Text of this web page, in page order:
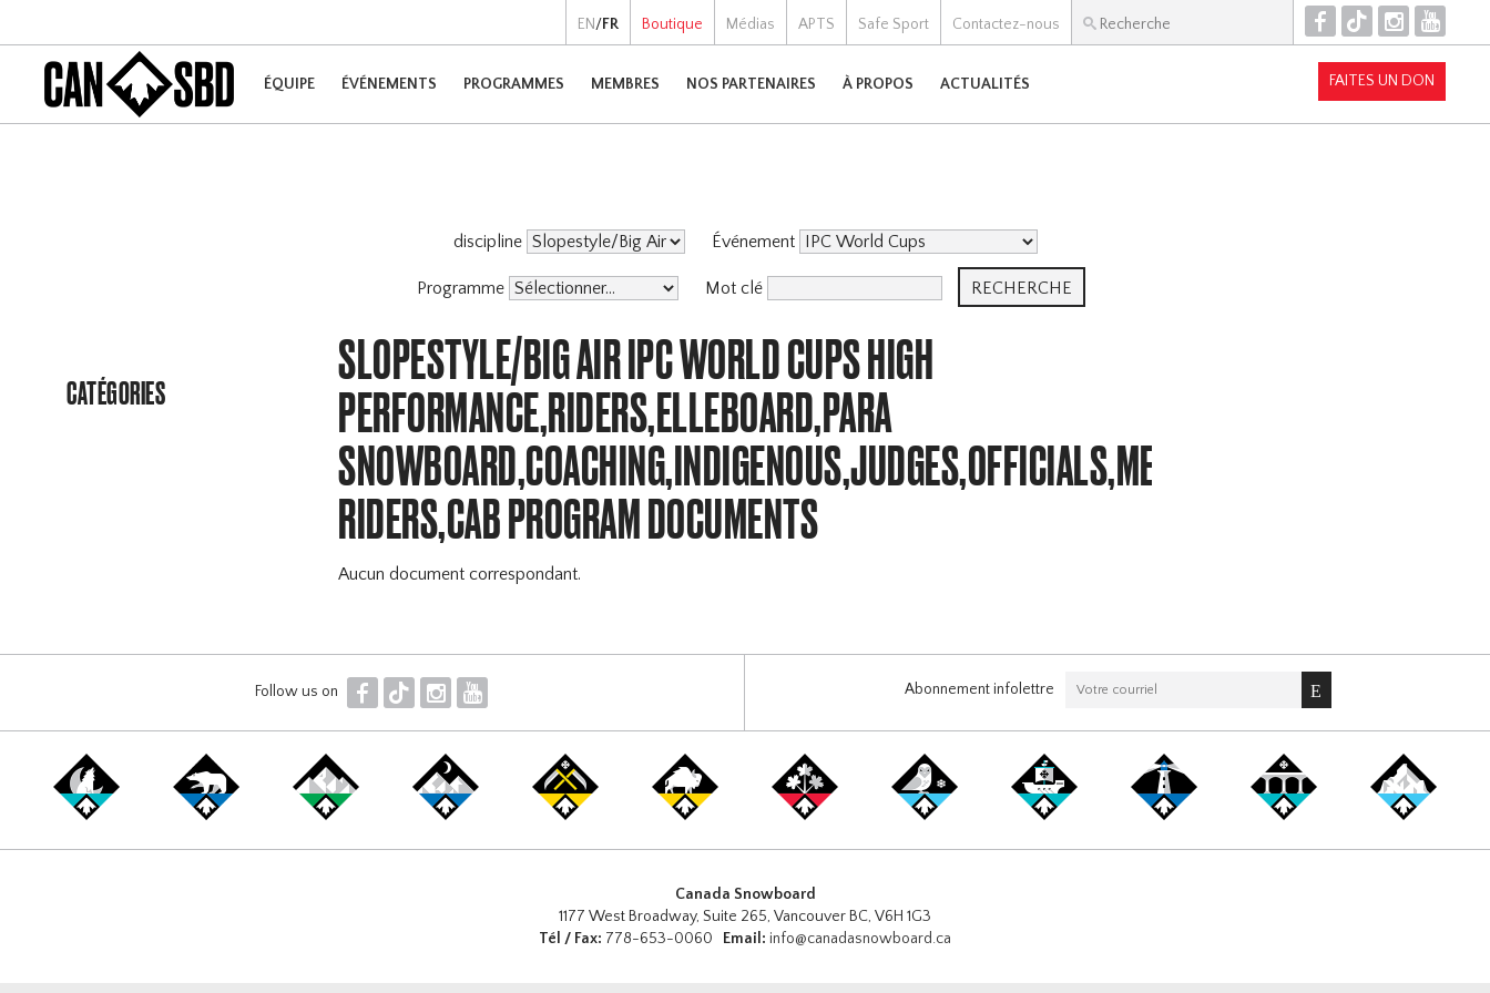
EN/FR Boutique Médias APTS Safe Sport Contactez-nous F T I Y
ÉQUIPE ÉVÉNEMENTS PROGRAMMES MEMBRES NOS PARTENAIRES À PROPOS ACTUALITÉS FAITES UN DON
CATÉGORIES
discipline Événement
Programme Mot clé
SLOPESTYLE/BIG AIR IPC WORLD CUPS HIGH
PERFORMANCE,RIDERS,ELLEBOARD,PARA
SNOWBOARD,COACHING,INDIGENOUS,JUDGES,OFFICIALS,MEMBERSHIP,LITTLE
RIDERS,CAB PROGRAM DOCUMENTS
Aucun document correspondant.
Follow us on F T I Y Abonnement infolettre
Canada Snowboard
1177 West Broadway, Suite 265, Vancouver BC, V6H 1G3
Tél / Fax: 778-653-0060 Email: info@canadasnowboard.ca